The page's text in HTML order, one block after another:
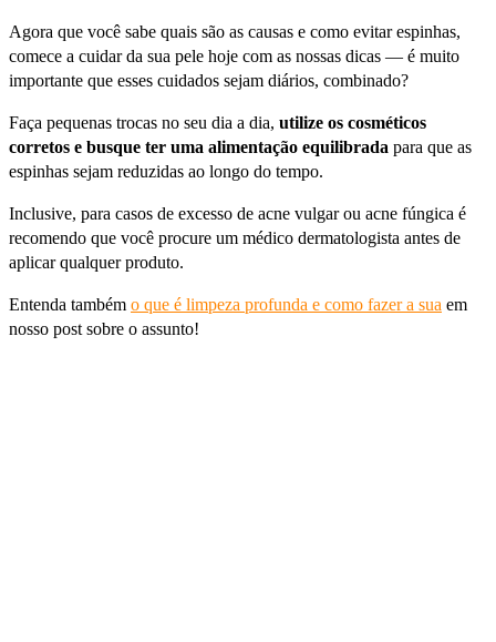
Agora que você sabe quais são as causas e como evitar espinhas,
comece a cuidar da sua pele hoje com as nossas dicas — é muito
importante que esses cuidados sejam diários, combinado?
Faça pequenas trocas no seu dia a dia, utilize os cosméticos
corretos e busque ter uma alimentação equilibrada para que as
espinhas sejam reduzidas ao longo do tempo.
Inclusive, para casos de excesso de acne vulgar ou acne fúngica é
recomendo que você procure um médico dermatologista antes de
aplicar qualquer produto.
Entenda também o que é limpeza profunda e como fazer a sua em
nosso post sobre o assunto!